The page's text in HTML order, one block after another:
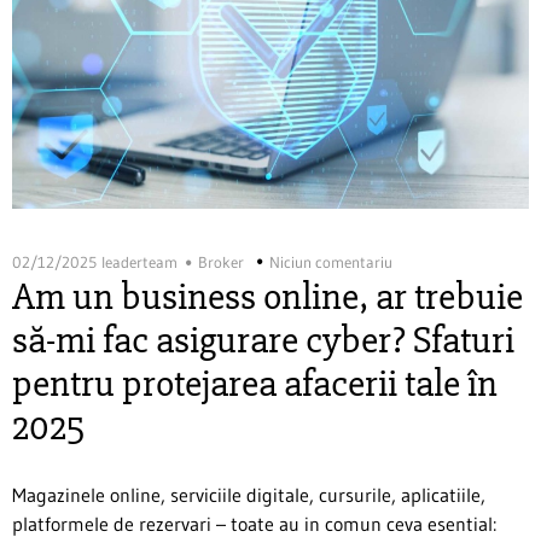
02/12/2025 leaderteam Broker Niciun comentariu
Am un business online, ar trebuie
să-mi fac asigurare cyber? Sfaturi
pentru protejarea afacerii tale în
2025
Magazinele online, serviciile digitale, cursurile, aplicatiile,
platformele de rezervari – toate au in comun ceva esential: